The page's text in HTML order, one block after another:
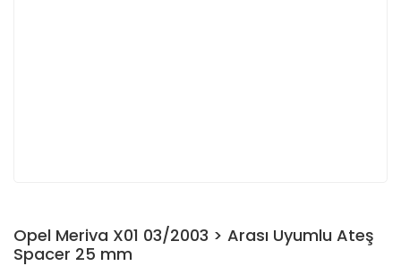
Opel Meriva X01 03/2003 > Arası Uyumlu Ateş
Spacer 25 mm